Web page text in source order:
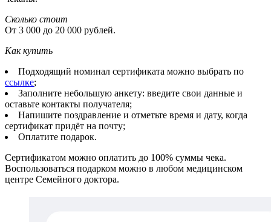
Сколько стоит
От 3 000 до 20 000 рублей.
Как купить
Подходящий номинал сертификата можно выбрать по
ссылке;
Заполните небольшую анкету: введите свои данные и
оставьте контакты получателя;
Напишите поздравление и отметьте время и дату, когда
сертификат придёт на почту;
Оплатите подарок.
Сертификатом можно оплатить до 100% суммы чека.
Воспользоваться подарком можно в любом медицинском
центре Семейного доктора.